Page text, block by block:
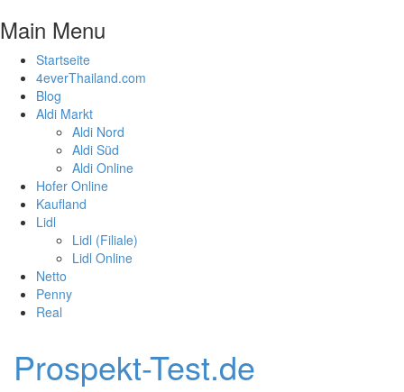
Main Menu
Startseite
4everThailand.com
Blog
Aldi Markt
Aldi Nord
Aldi Süd
Aldi Online
Hofer Online
Kaufland
Lidl
Lidl (Filiale)
Lidl Online
Netto
Penny
Real
Prospekt-Test.de